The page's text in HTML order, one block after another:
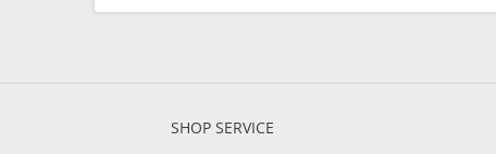
SHOP SERVICE